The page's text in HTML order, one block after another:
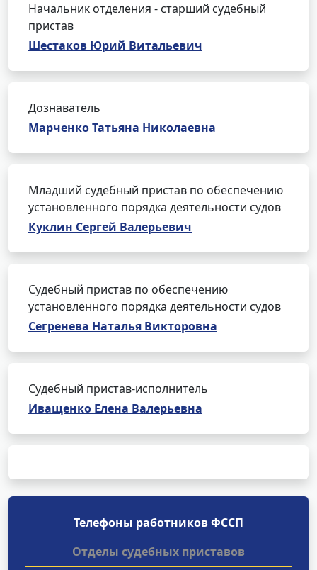
Начальник отделения - старший судебный
пристав
Шестаков Юрий Витальевич
Дознаватель
Марченко Татьяна Николаевна
Младший судебный пристав по обеспечению
установленного порядка деятельности судов
Куклин Сергей Валерьевич
Судебный пристав по обеспечению
установленного порядка деятельности судов
Сегренева Наталья Викторовна
Судебный пристав-исполнитель
Иващенко Елена Валерьевна
Телефоны работников ФССП
Отделы судебных приставов